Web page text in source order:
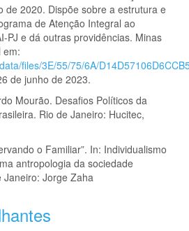
de 2020. Dispõe sobre a estrutura e
de Atenção Integral ao
PJ e dá outras providências. Minas
em:
files/3E/55/75/6A/
de junho de 2023.
Mourão. Desafios Políticos da
Rio de Janeiro: Hucitec,
o Familiar”. In: Individualismo
antropologia da sociedade
Janeiro: Jorge Zaha